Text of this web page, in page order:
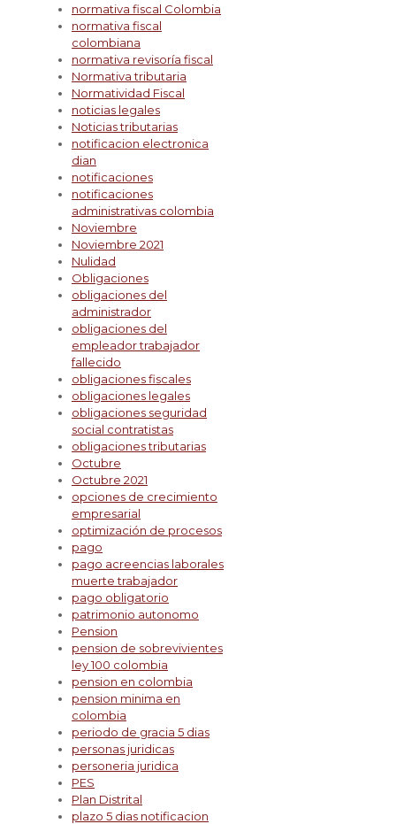
normativa fiscal Colombia
normativa fiscal
colombiana
normativa revisoría fiscal
Normativa tributaria
Normatividad Fiscal
noticias legales
Noticias tributarias
notificacion electronica
dian
notificaciones
notificaciones
administrativas colombia
Noviembre
Noviembre 2021
Nulidad
Obligaciones
obligaciones del
administrador
obligaciones del
empleador trabajador
fallecido
obligaciones fiscales
obligaciones legales
obligaciones seguridad
social contratistas
obligaciones tributarias
Octubre
Octubre 2021
opciones de crecimiento
empresarial
optimización de procesos
pago
pago acreencias laborales
muerte trabajador
pago obligatorio
patrimonio autonomo
Pension
pension de sobrevivientes
ley 100 colombia
pension en colombia
pension minima en
colombia
periodo de gracia 5 dias
personas juridicas
personeria juridica
PES
Plan Distrital
plazo 5 dias notificacion